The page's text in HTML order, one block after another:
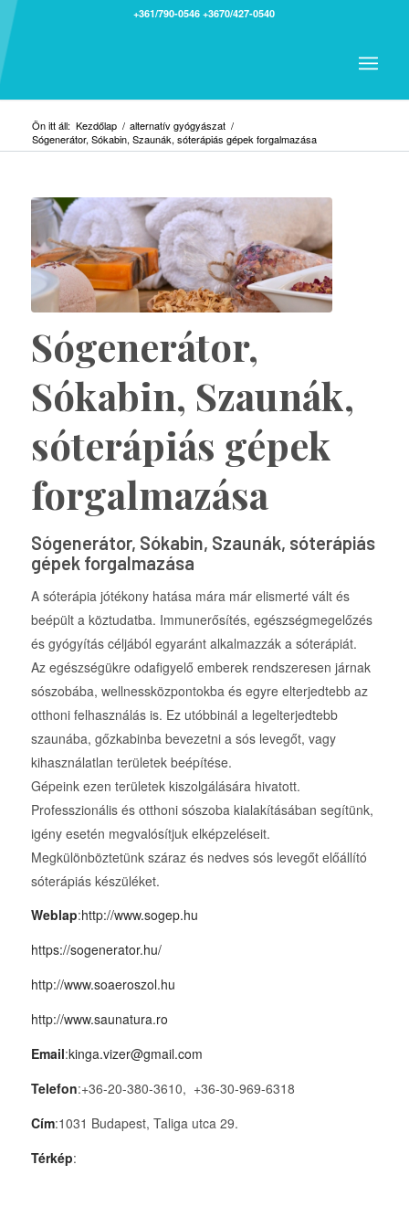
+361/790-0546 +3670/427-0540
Ön itt áll: Kezdőlap / alternatív gyógyászat /
Sógenerátor, Sókabin, Szaunák, sóterápiás gépek forgalmazása
Sógenerátor,
Sókabin, Szaunák,
sóterápiás gépek
forgalmazása
Sógenerátor, Sókabin, Szaunák, sóterápiás
gépek forgalmazása
A sóterápia jótékony hatása mára már elismerté vált és
beépült a köztudatba. Immunerősítés, egészségmegelőzés
és gyógyítás céljából egyaránt alkalmazzák a sóterápiát.
Az egészségükre odafigyelő emberek rendszeresen járnak
sószobába, wellnessközpontokba és egyre elterjedtebb az
otthoni felhasználás is. Ez utóbbinál a legelterjedtebb
szaunába, gőzkabinba bevezetni a sós levegőt, vagy
kihasználatlan területek beépítése.
Gépeink ezen területek kiszolgálására hivatott.
Professzionális és otthoni sószoba kialakításában segítünk,
igény esetén megvalósítjuk elképzeléseit.
Megkülönböztetünk száraz és nedves sós levegőt előállító
sóterápiás készüléket.
Weblap:http://www.sogep.hu
https://sogenerator.hu/
http://www.soaeroszol.hu
http://www.saunatura.ro
Email:kinga.vizer@gmail.com
Telefon:+36-20-380-3610, +36-30-969-6318
Cím:1031 Budapest, Taliga utca 29.
Térkép: